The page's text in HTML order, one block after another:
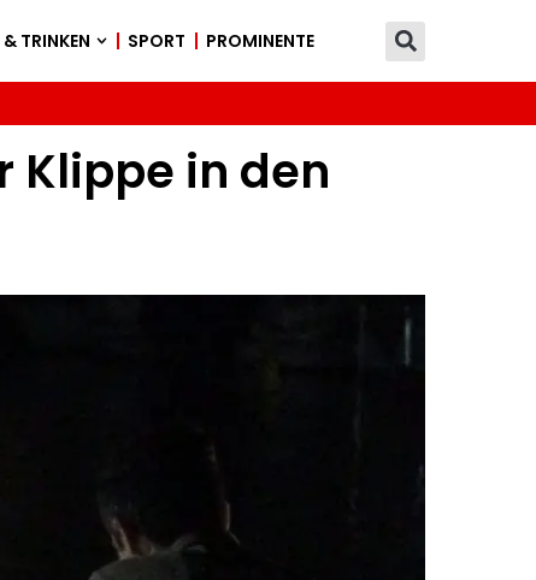
& TRINKEN SPORT PROMINENTE
Klippe in den